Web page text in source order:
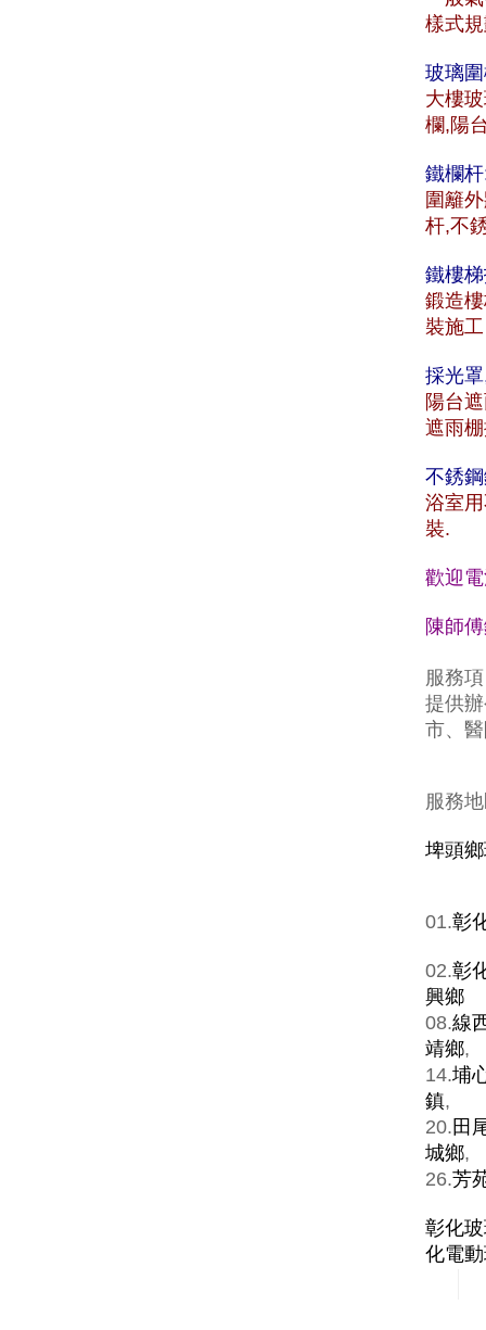
樣式
玻璃
大樓
欄,陽
鐵欄
圍籬
杆,不
鐵樓
鍛造
裝施工
採光
陽台
遮雨
不銹
浴室
裝.
歡迎
陳師
服務
提供
市、
服務
埤頭
01.彰
02.彰
興鄉
08.線
靖鄉,
14.埔
鎮,
20. 田
城鄉,
26.芳
彰化
化電